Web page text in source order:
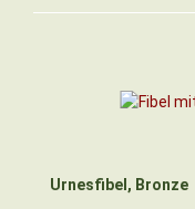
Urnesfibel, Bronze